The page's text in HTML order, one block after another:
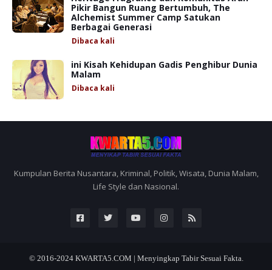
Pikir Bangun Ruang Bertumbuh, The
Alchemist Summer Camp Satukan
Berbagai Generasi
Dibaca kali
ini Kisah Kehidupan Gadis Penghibur Dunia
Malam
Dibaca kali
Kumpulan Berita Nusantara, Kriminal, Politik, Wisata, Dunia Malam,
Life Style dan Nasional.
© 2016-2024 KWARTA5.COM | Menyingkap Tabir Sesuai Fakta.